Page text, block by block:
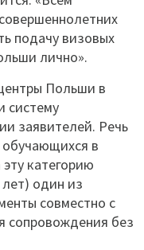
подачу визовых
лично».
Польши в
систему
заявителей. Речь
обучающихся в
категорию
один из
совместно с
сопровождения без